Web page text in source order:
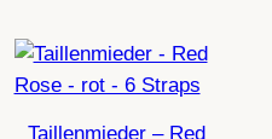
Taillenmieder – Red